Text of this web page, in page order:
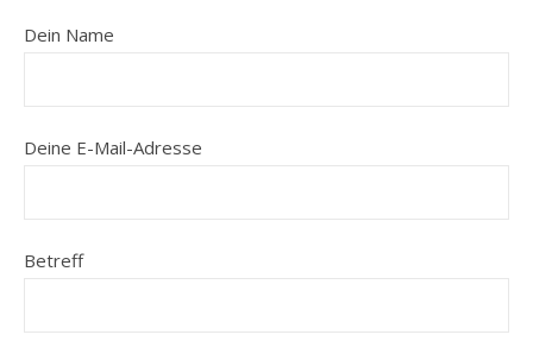
Dein Name
Deine E-Mail-Adresse
Betreff